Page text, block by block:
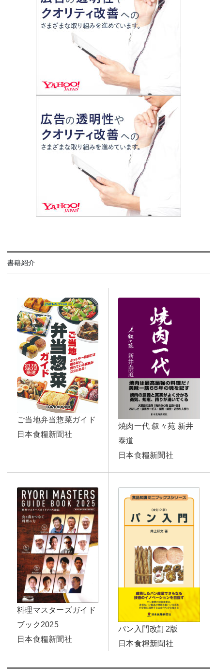
書籍紹介
ご当地弁当惣菜ガイド
日本食糧新聞社
焼肉一代 叙々苑 新井
泰道
日本食糧新聞社
料理マスターズガイド
ブック2025
日本食糧新聞社
パン入門改訂2版
日本食糧新聞社